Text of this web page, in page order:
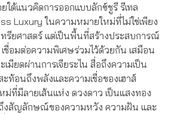
ใต้แนวคิดการออกแบบลักซ์ชูรี รีเทล
Luxury ในความหมายใหม่ที่ไม่ใช่เพียง
รียศาสตร์ แต่เป็นพื้นที่สร้างประสบการณ์
ชื่อมต่อความพิเศษร่วมไว้ด้วยกัน เสมือน
มียดผ่านการเจียระไน สื่อถึงความเป็น
ท้อนถึงพลังและความเชื่อของเฮาส์
ม่ที่มีลายเส้นแห่ง ดวงดาว เป็นแสงทอง
งสัญลักษณ์ของความหวัง ความฝัน และ